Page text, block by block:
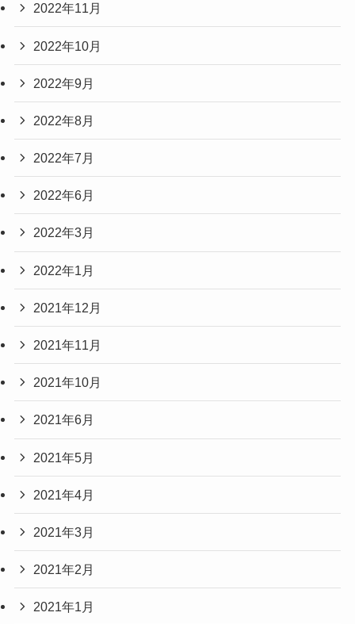
2022年11月
2022年10月
2022年9月
2022年8月
2022年7月
2022年6月
2022年3月
2022年1月
2021年12月
2021年11月
2021年10月
2021年6月
2021年5月
2021年4月
2021年3月
2021年2月
2021年1月